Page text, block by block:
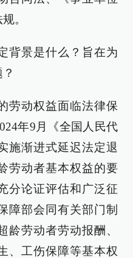
。
背景是什么？旨在为
劳动权益面临法律保
年9月《全国人民代
施渐进式延迟法定退
劳动者基本权益的要
分论证评估和广泛征
障部会同有关部门制
龄劳动者劳动报酬、
、工伤保障等基本权